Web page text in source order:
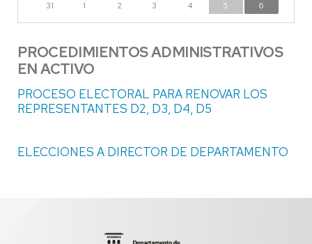
31
1 2 3 4 5 6
PROCEDIMIENTOS ADMINISTRATIVOS
EN ACTIVO
PROCESO ELECTORAL PARA RENOVAR LOS
REPRESENTANTES D2, D3, D4, D5
ELECCIONES A DIRECTOR DE DEPARTAMENTO